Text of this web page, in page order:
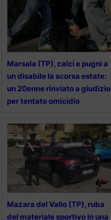
Marsala (TP), calci e pugni a
un disabile la scorsa estate:
un 20enne rinviato a giudizio
per tentato omicidio
Mazara del Vallo (TP), ruba
del materiale sportivo in una